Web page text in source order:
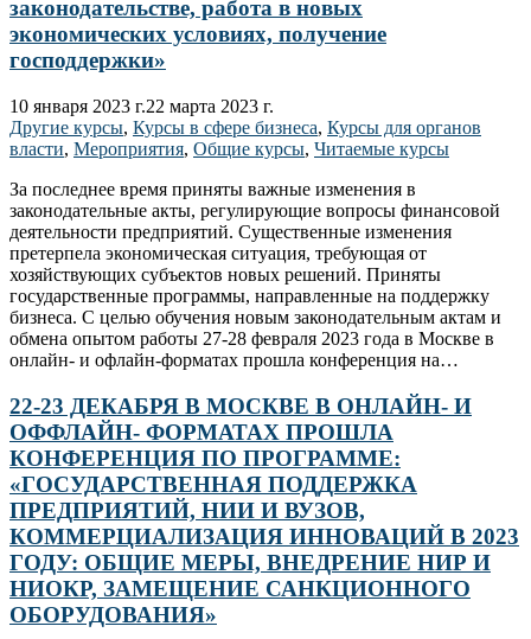
законодательстве, работа в новых
экономических условиях, получение
господдержки»
10 января 2023 г.22 марта 2023 г.
Другие курсы, Курсы в сфере бизнеса, Курсы для органов
власти, Мероприятия, Общие курсы, Читаемые курсы
За последнее время приняты важные изменения в
законодательные акты, регулирующие вопросы финансовой
деятельности предприятий. Существенные изменения
претерпела экономическая ситуация, требующая от
хозяйствующих субъектов новых решений. Приняты
государственные программы, направленные на поддержку
бизнеса. С целью обучения новым законодательным актам и
обмена опытом работы 27-28 февраля 2023 года в Москве в
онлайн- и офлайн-форматах прошла конференция на…
22-23 ДЕКАБРЯ В МОСКВЕ В ОНЛАЙН- И
ОФФЛАЙН- ФОРМАТАХ ПРОШЛА
КОНФЕРЕНЦИЯ ПО ПРОГРАММЕ:
«ГОСУДАРСТВЕННАЯ ПОДДЕРЖКА
ПРЕДПРИЯТИЙ, НИИ И ВУЗОВ,
КОММЕРЦИАЛИЗАЦИЯ ИННОВАЦИЙ В 2023
ГОДУ: ОБЩИЕ МЕРЫ, ВНЕДРЕНИЕ НИР И
НИОКР, ЗАМЕЩЕНИЕ САНКЦИОННОГО
ОБОРУДОВАНИЯ»